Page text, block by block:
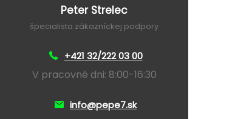
Peter Strelec
špecialista zákazníckej podpory
+421 32/222 03 00
V pracovné dni: 8:00-16:30
info@pepe7.sk